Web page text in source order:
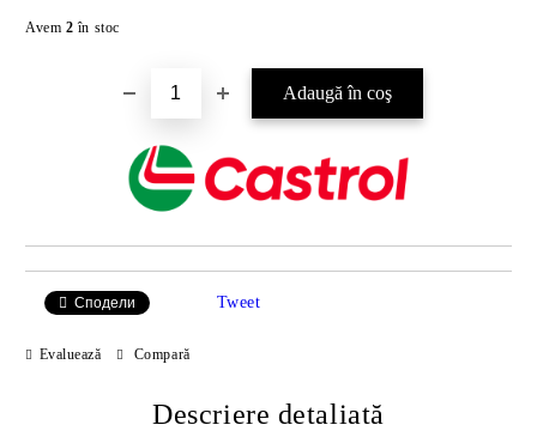
Avem 2 în stoc
Сподели Tweet
Evaluează Compară
Descriere detaliată